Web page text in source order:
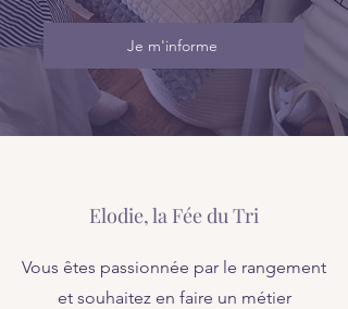
Je m'informe
Elodie, la Fée du Tri
Vous êtes passionnée par le rangement
et souhaitez en faire un métier